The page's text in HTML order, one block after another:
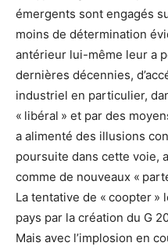
émergents sont engagés
moins de détermination
antérieur lui-même leur a
dernières décennies,
industriel en particulier,
« libéral » et par des
a alimenté des illusions
poursuite dans cette voie,
comme de nouveaux «
La tentative de « coopter
pays par la création du G
Mais avec l’implosion en